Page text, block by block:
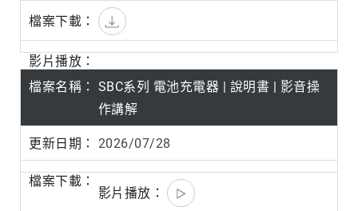
SBC系列 電池充電器 | 說明書 | 影音操
作講解
2026/07/28